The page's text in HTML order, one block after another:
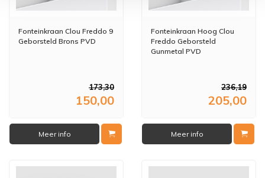
Fonteinkraan Clou Freddo 9
Geborsteld Brons PVD
173,30
150,00
Meer info
Fonteinkraan Hoog Clou
Freddo Geborsteld
Gunmetal PVD
236,19
205,00
Meer info